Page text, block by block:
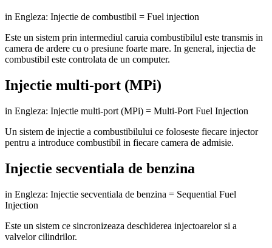
in Engleza: Injectie de combustibil = Fuel injection
Este un sistem prin intermediul caruia combustibilul este transmis in
camera de ardere cu o presiune foarte mare. In general, injectia de
combustibil este controlata de un computer.
Injectie multi-port (MPi)
in Engleza: Injectie multi-port (MPi) = Multi-Port Fuel Injection
Un sistem de injectie a combustibilului ce foloseste fiecare injector
pentru a introduce combustibil in fiecare camera de admisie.
Injectie secventiala de benzina
in Engleza: Injectie secventiala de benzina = Sequential Fuel
Injection
Este un sistem ce sincronizeaza deschiderea injectoarelor si a
valvelor cilindrilor.